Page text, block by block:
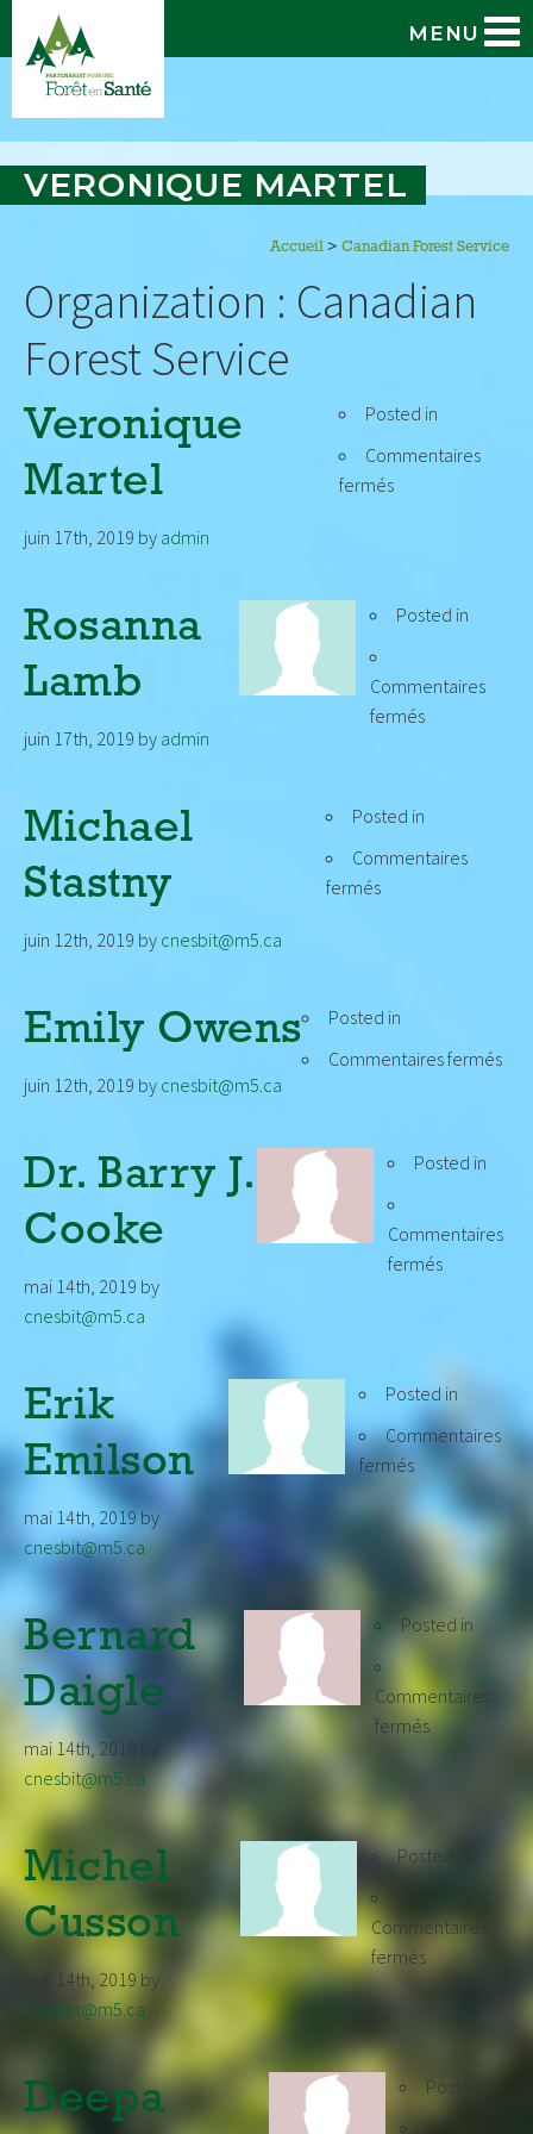
MENU
VERONIQUE MARTEL
Accueil > Canadian Forest Service
Organization : Canadian
Forest Service
Veronique
Martel
juin 17th, 2019 by admin
Posted in
Commentaires
ferméssur
Rosanna
Lamb
juin 17th, 2019 by admin
Posted in
Commentaires
ferméssur
Michael
Stastny
juin 12th, 2019 by cnesbit@m5.ca
Posted in
Commentaires
ferméssur
Emily Owens
juin 12th, 2019 by cnesbit@m5.ca
Posted in
Commentaires ferméssur
Dr. Barry J.
Cooke
mai 14th, 2019 by
cnesbit@m5.ca
Posted in
Commentaires
ferméssur
Cooke
Erik
Emilson
mai 14th, 2019by
cnesbit@m5.ca
Posted in
Commentaires
ferméssur
Emilson
Bernard
Daigle
mai 14th, 2019 by
cnesbit@m5.ca
Posted in
Commentaires
ferméssur
Michel
Cusson
mai 14th, 2019 by
cnesbit@m5.ca
Posted in
Commentaires
ferméssur
Deepa
Posted in